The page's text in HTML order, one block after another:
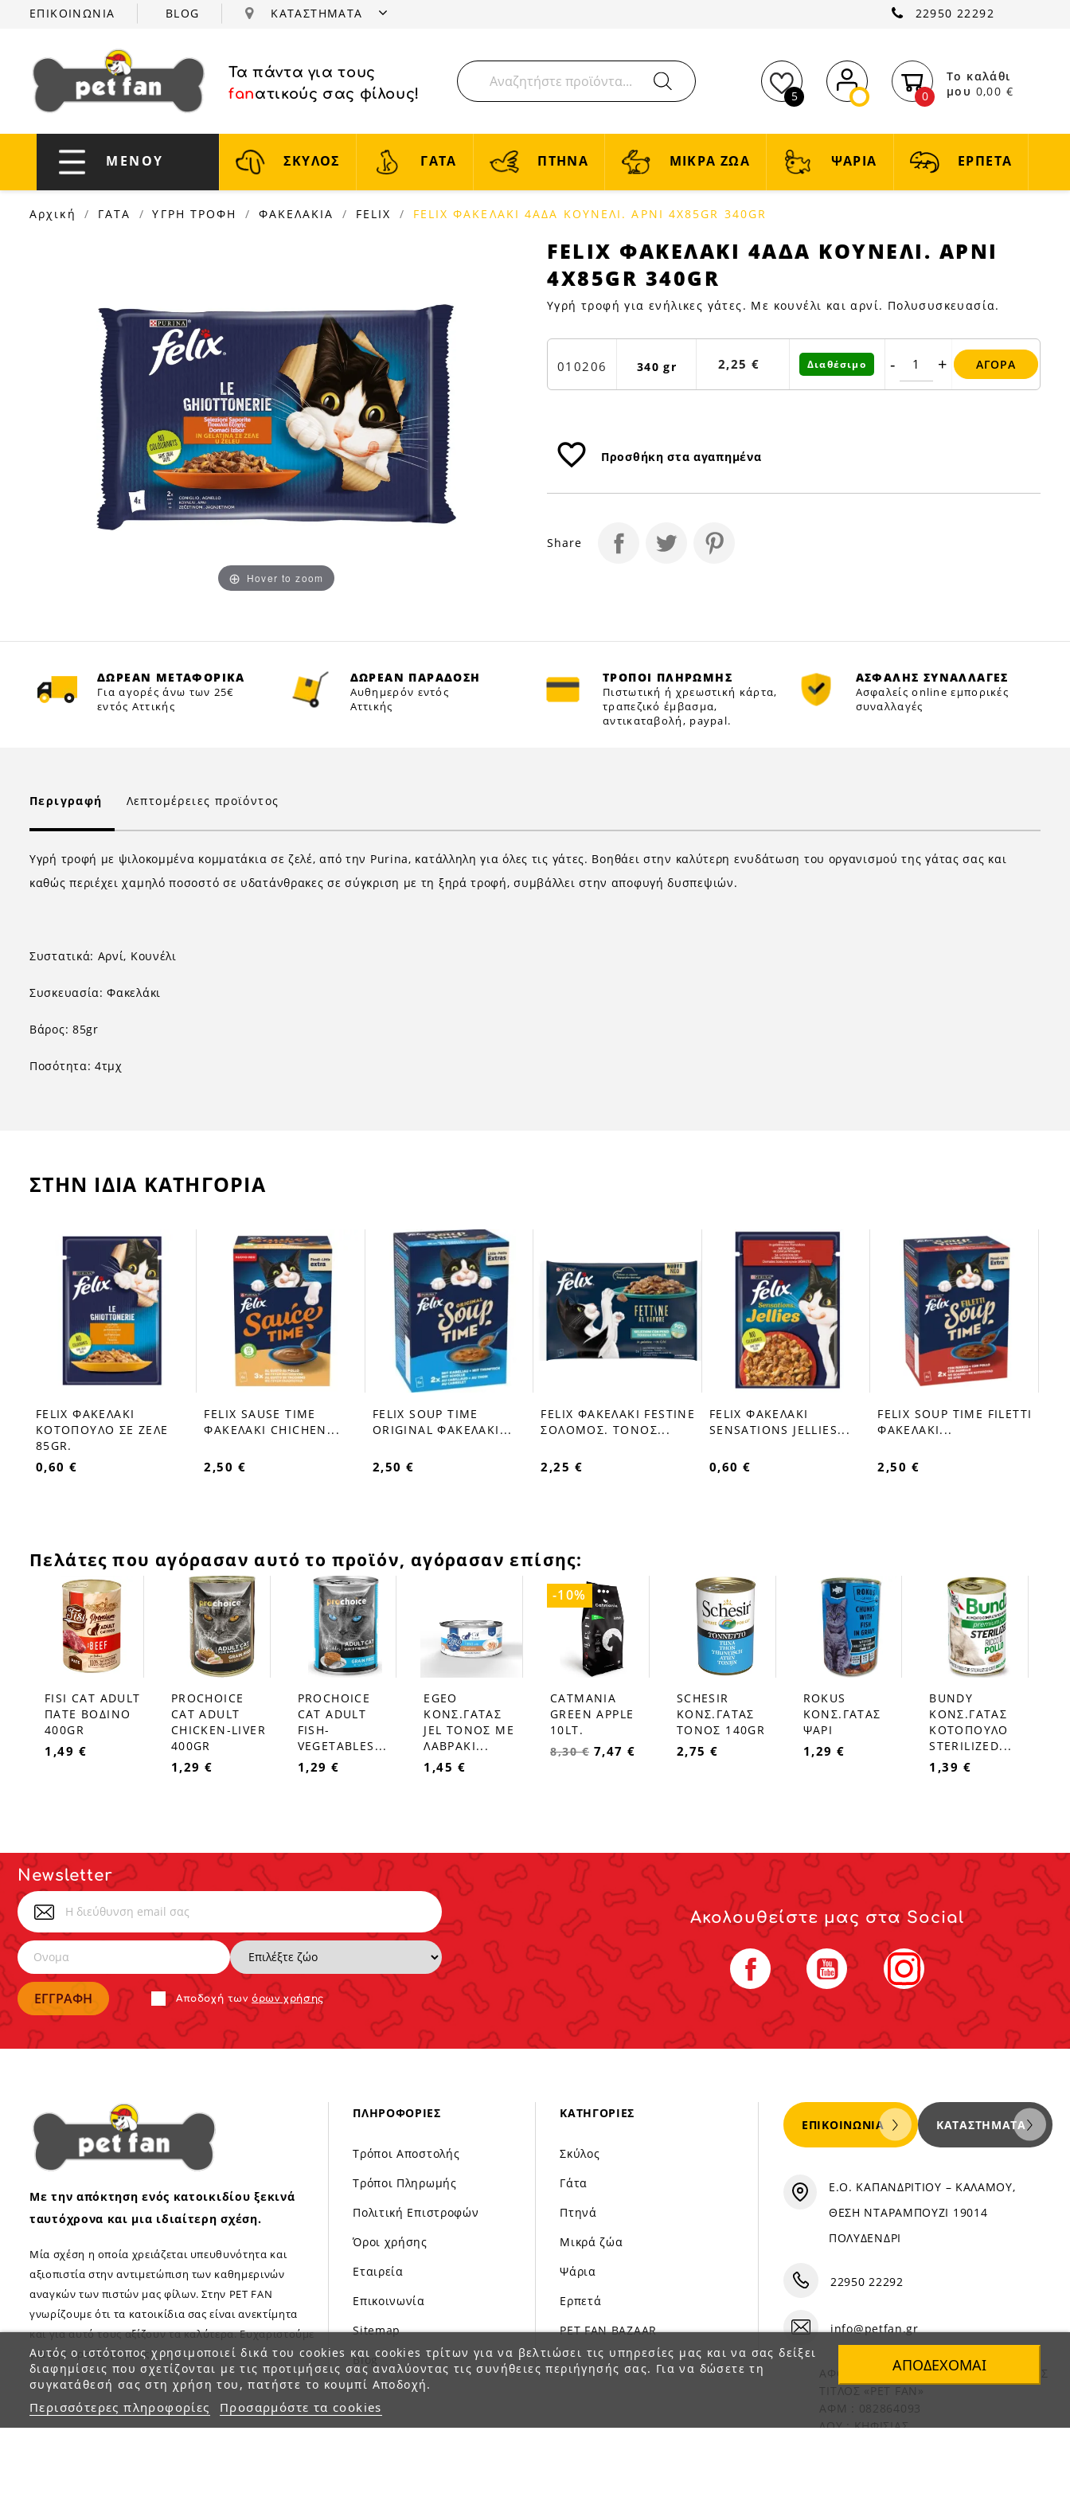
ΕΠΙΚΟΙΝΩΝΙΑ BLOG ΚΑΤΑΣΤΗΜΑΤΑ 22950 22292
Τα πάντα για τους
fanατικούς σας φίλους! 5 0
Το καλάθι
μου 0,00 €
ΜΕΝΟΥ ΣΚΥΛΟΣ ΓΑΤΑ ΠΤΗΝΑ ΜΙΚΡΑ ΖΩΑ ΨΑΡΙΑ ΕΡΠΕΤΑ
Αρχική ΓΑΤΑ ΥΓΡΗ ΤΡΟΦΗ ΦΑΚΕΛΑΚΙΑ FELIX FELIX ΦΑΚΕΛΑΚΙ 4ΑΔΑ ΚΟΥΝΕΛΙ. ΑΡΝΙ 4Χ85GR 340GR
Hover to zoom
FELIX
ΦΑΚΕΛΑΚΙ
4ΑΔΑ
ΚΟΥΝΕΛΙ.
4Χ85GR
340GR
FELIX ΦΑΚΕΛΑΚΙ 4ΑΔΑ ΚΟΥΝΕΛΙ. ΑΡΝΙ
4Χ85GR 340GR
Υγρή τροφή για ενήλικες γάτες. Με κουνέλι και αρνί. Πολυσυσκευασία.
010206 340 gr 2,25 € Διαθέσιμο - + ΑΓΟΡΆ
favorite_border Προσθήκη στα αγαπημένα
Share
ΔΩΡΕΑΝ ΜΕΤΑΦΟΡΙΚΑ
Για αγορές άνω των 25€
εντός Αττικής
ΔΩΡΕΑΝ ΠΑΡΑΔΟΣΗ
Αυθημερόν εντός
Αττικής
ΤΡΟΠΟΙ ΠΛΗΡΩΜΗΣ
Πιστωτική ή χρεωστική κάρτα,
τραπεζικό έμβασμα,
αντικαταβολή, paypal.
ΑΣΦΑΛΗΣ ΣΥΝΑΛΛΑΓΕΣ
Ασφαλείς online εμπορικές
συναλλαγές
Περιγραφή Λεπτομέρειες προϊόντος
Υγρή τροφή με ψιλοκομμένα κομματάκια σε ζελέ, από την Purina, κατάλληλη για όλες τις γάτες. Βοηθάει στην καλύτερη ενυδάτωση του οργανισμού της γάτας σας και
καθώς περιέχει χαμηλό ποσοστό σε υδατάνθρακες σε σύγκριση με τη ξηρά τροφή, συμβάλλει στην αποφυγή δυσπεψιών.
Συστατικά: Αρνί, Κουνέλι
Συσκευασία: Φακελάκι
Βάρος: 85gr
Ποσότητα: 4τμχ
ΣΤΗΝ ΙΔΙΑ ΚΑΤΗΓΟΡΙΑ
favorite_border
FELIX ΦΑΚΕΛΑΚΙ
ΚΟΤΟΠΟΥΛΟ ΣΕ ΖΕΛΕ
85GR.
0,60 €
favorite_border
FELIX SAUSE TIME
ΦΑΚΕΛΑΚΙ CHICHEN...
2,50 €
favorite_border
FELIX SOUP TIME
ORIGINAL ΦΑΚΕΛΑΚΙ...
2,50 €
favorite_border
FELIX ΦΑΚΕΛΑΚΙ FESTINE
ΣΟΛΟΜΟΣ. ΤΟΝΟΣ...
2,25 €
favorite_border
FELIX ΦΑΚΕΛΑΚΙ
SENSATIONS JELLIES...
0,60 €
favorite_border
FELIX SOUP TIME FILETTI
ΦΑΚΕΛΑΚΙ...
2,50 €
Πελάτες που αγόρασαν αυτό το προϊόν, αγόρασαν επίσης:
favorite_border
FISI CAT ADULT
ΠΑΤΕ ΒΟΔΙΝΟ
400GR
1,49 €
favorite_border
PROCHOICE
CAT ADULT
CHICKEN-LIVER
400GR
1,29 €
favorite_border
PROCHOICE
CAT ADULT
FISH-
VEGETABLES...
1,29 €
favorite_border
EGEO
ΚΟΝΣ.ΓΑΤΑΣ
JEL ΤΟΝΟΣ ΜΕ
ΛΑΒΡΑΚΙ...
1,45 €
favorite_border
CATMANIA
GREEN APPLE
10LT.
8,30 € 7,47 €
-10%
favorite_border
SCHESIR
ΚΟΝΣ.ΓΑΤΑΣ
ΤΟΝΟΣ 140GR
2,75 €
favorite_border
ROKUS
ΚΟΝΣ.ΓΑΤΑΣ
ΨΑΡΙ
1,29 €
favorite_border
BUNDY
ΚΟΝΣ.ΓΑΤΑΣ
ΚΟΤΟΠΟΥΛΟ
STERILIZED...
1,39 €
Newsletter
Αποδoχή τωνόρων χρήσης
Ακολουθείστε μας στα Social
Facebook YouTube Instagram
Με την απόκτηση ενός κατοικιδίου ξεκινά
ταυτόχρονα και μια ιδιαίτερη σχέση.
Μία σχέση η οποία χρειάζεται υπευθυνότητα και
αξιοπιστία στην αντιμετώπιση των καθημερινών
αναγκών των πιστών μας φίλων. Στην PET FAN
γνωρίζουμε ότι τα κατοικίδια σας είναι ανεκτίμητα
και για αυτό τους αξίζουν τα καλύτερα. Ευχαριστούμε
για την προτίμηση σας!
ΠΛΗΡΟΦΟΡΊΕΣ
Τρόποι Αποστολής
Τρόποι Πληρωμής
Πολιτική Επιστροφών
Όροι χρήσης
Εταιρεία
Επικοινωνία
Sitemap
Blog
ΚΑΤΗΓΟΡΊΕΣ
Σκύλος
Γάτα
Πτηνά
Μικρά ζώα
Ψάρια
Ερπετά
PET FAN BAZAAR
Αυτός ο ιστότοπος χρησιμοποιεί δικά του cookies και cookies τρίτων για να βελτιώσει τις υπηρεσίες μας και να σας δείξει
διαφημίσεις που σχετίζονται με τις προτιμήσεις σας αναλύοντας τις συνήθειες περιήγησής σας. Για να δώσετε τη
συγκατάθεσή σας στη χρήση του, πατήστε το κουμπί Αποδοχή.
Περισσότερες πληροφορίες Προσαρμόστε τα cookies
ΑΠΟΔΈΧΟΜΑΙ
ΕΠΙΚΟΙΝΩΝΊΑ ΚΑΤΑΣΤΉΜΑΤΑ
Ε.Ο. ΚΑΠΑΝΔΡΙΤΙΟΥ – ΚΑΛΑΜΟΥ,
ΘΕΣΗ ΝΤΑΡΑΜΠΟΥΖΙ 19014
ΠΟΛΥΔΕΝΔΡΙ
22950 22292
info@petfan.gr
ΑΦΟΙ ΧΑΤΖΗΓΕΩΡΓΙΟΥ Ο.Ε. ΔΙΑΚΡΙΤΙΚΟΣ
ΤΙΤΛΟΣ «PET FAN»
ΑΦΜ : 082864093
ΔΟΥ : ΚΗΦΙΣΙΑΣ